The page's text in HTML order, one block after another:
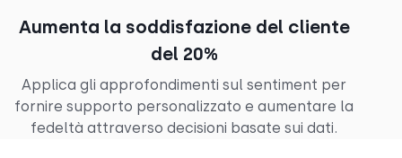
Aumenta la soddisfazione del cliente
del 20%
Applica gli approfondimenti sul sentiment per
fornire supporto personalizzato e aumentare la
fedeltà attraverso decisioni basate sui dati.